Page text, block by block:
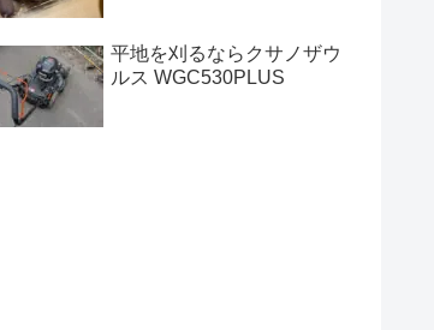
平地を刈るならクサノザウ
ルス WGC530PLUS